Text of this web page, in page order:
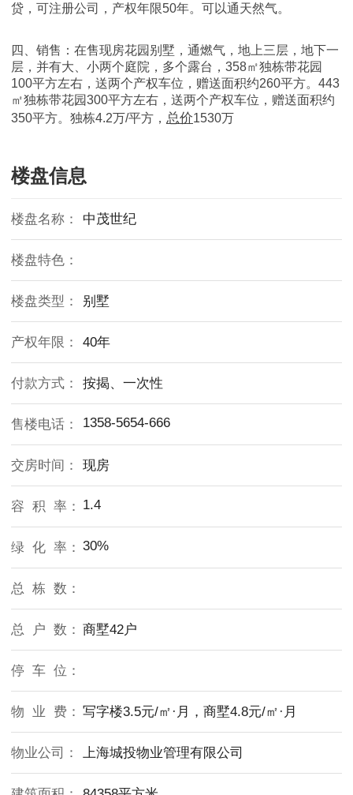
贷，可注册公司，产权年限50年。可以通天然气。
四、销售：在售现房花园别墅，通燃气，地上三层，地下一
层，并有大、小两个庭院，多个露台，358㎡独栋带花园
100平方左右，送两个产权车位，赠送面积约260平方。443
㎡独栋带花园300平方左右，送两个产权车位，赠送面积约
350平方。独栋4.2万/平方， 总价1530万
楼盘信息
楼盘名称： 中茂世纪
楼盘特色：
楼盘类型： 别墅
产权年限： 40年
付款方式： 按揭、一次性
售楼电话： 1358-5654-666
交房时间： 现房
容 积 率： 1.4
绿 化 率： 30%
总 栋 数：
总 户 数： 商墅42户
停 车 位：
物 业 费： 写字楼3.5元/㎡·月，商墅4.8元/㎡·月
物业公司： 上海城投物业管理有限公司